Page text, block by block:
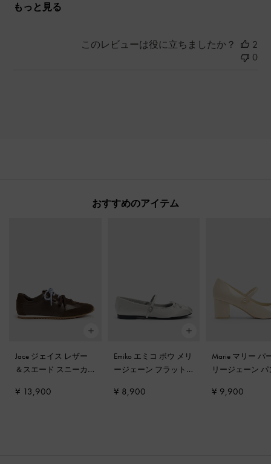
もっと見る
このレビューは役に立ちましたか？
2
0
おすすめのアイテム
Jace ジェイス レザー
＆スエード スニーカ
¥ 13,900
Emiko エミコ ボウ メリ
ージェーン フラット-
¥ 8,900
Marie マリー パ
リージェーン
¥ 9,900